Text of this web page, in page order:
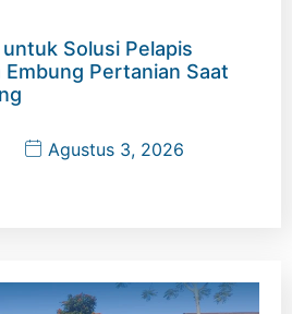
Solusi Pelapis
Embung Pertanian Saat
Agustus 3, 2026